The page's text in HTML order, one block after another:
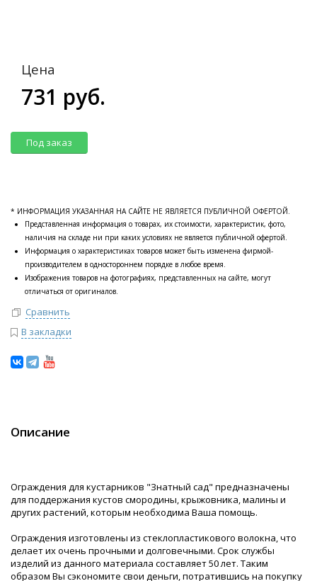
Цена
731 руб.
Под заказ
* ИНФОРМАЦИЯ УКАЗАННАЯ НА САЙТЕ НЕ ЯВЛЯЕТСЯ ПУБЛИЧНОЙ ОФЕРТОЙ.
Представленная информация о товарах, их стоимости, характеристик, фото,
наличия на складе ни при каких условиях не является публичной офертой.
Информация о характеристиках товаров может быть изменена фирмой-
производителем в одностороннем порядке в любое время.
Изображения товаров на фотографиях, представленных на сайте, могут
отличаться от оригиналов.
Сравнить
В закладки
Описание
Ограждения для кустарников "Знатный сад" предназначены
для поддержания кустов смородины, крыжовника, малины и
других растений, которым необходима Ваша помощь.
Ограждения изготовлены из стеклопластикового волокна, что
делает их очень прочными и долговечными. Срок службы
изделий из данного материала составляет 50 лет. Таким
образом Вы сэкономите свои деньги, потратившись на покупку